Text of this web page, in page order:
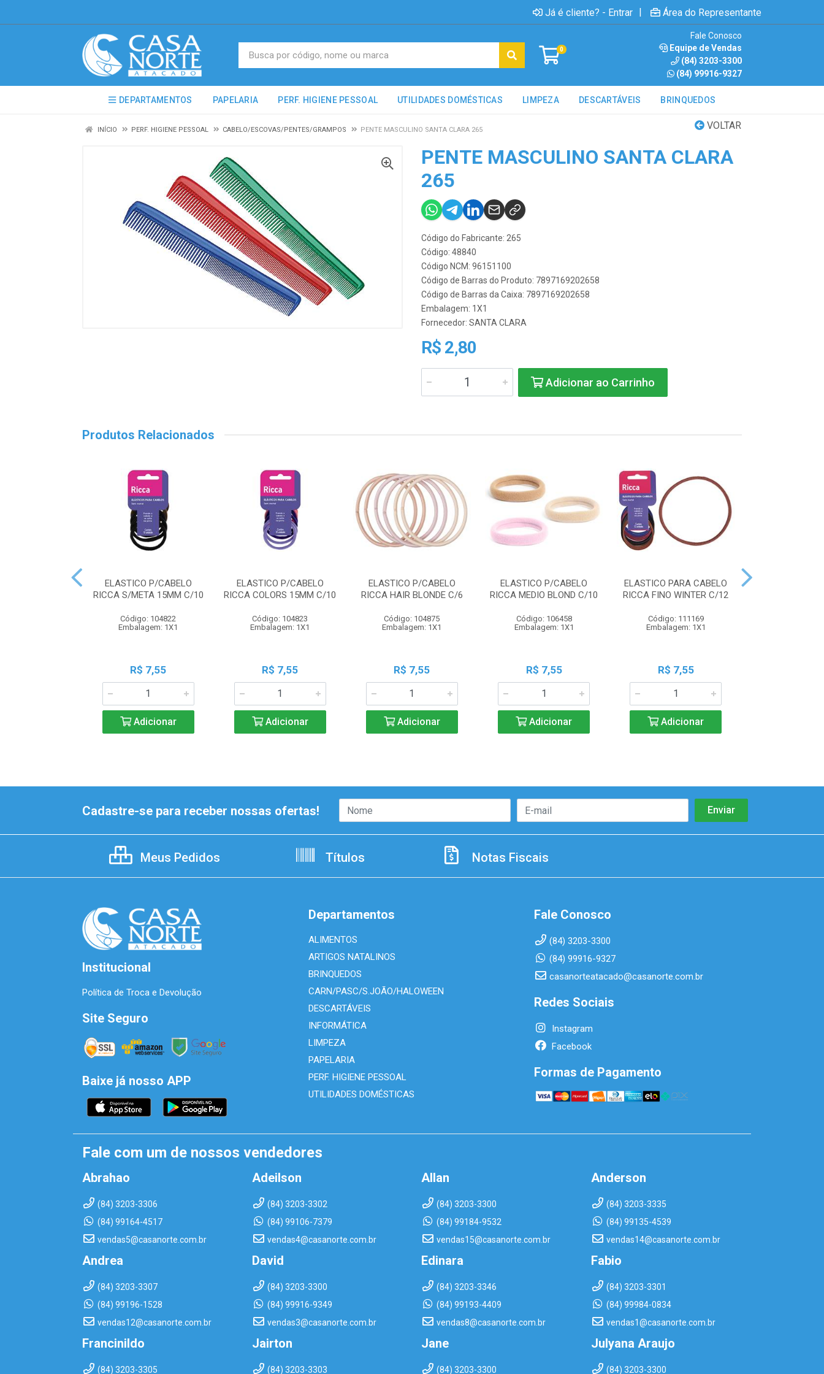
Já é cliente? - Entrar | Área do Representante
0
Fale Conosco
Equipe de Vendas
(84) 3203-3300
(84) 99916-9327
DEPARTAMENTOS PAPELARIA PERF. HIGIENE PESSOAL UTILIDADES DOMÉSTICAS LIMPEZA DESCARTÁVEIS BRINQUEDOS
VOLTAR
INÍCIO PERF. HIGIENE PESSOAL CABELO/ESCOVAS/PENTES/GRAMPOS PENTE MASCULINO SANTA CLARA 265
PENTE MASCULINO SANTA CLARA
265
Código do Fabricante: 265
Código: 48840
Código NCM: 96151100
Código de Barras do Produto: 7897169202658
Código de Barras da Caixa: 7897169202658
Embalagem: 1X1
Fornecedor: SANTA CLARA
R$ 2,80
Adicionar ao Carrinho
Produtos Relacionados
ELASTICO P/CABELO
RICCA S/META 15MM C/10
Código: 104822
Embalagem: 1X1
R$ 7,55
Adicionar
ELASTICO P/CABELO
RICCA COLORS 15MM C/10
Código: 104823
Embalagem: 1X1
R$ 7,55
Adicionar
ELASTICO P/CABELO
RICCA HAIR BLONDE C/6
Código: 104875
Embalagem: 1X1
R$ 7,55
Adicionar
ELASTICO P/CABELO
RICCA MEDIO BLOND C/10
Código: 106458
Embalagem: 1X1
R$ 7,55
Adicionar
ELASTICO PARA CABELO
RICCA FINO WINTER C/12
Código: 111169
Embalagem: 1X1
R$ 7,55
Adicionar
Cadastre-se para receber nossas ofertas!
Meus Pedidos Títulos Notas Fiscais
Institucional
Política de Troca e Devolução
Site Seguro
Baixe já nosso APP
Departamentos
ALIMENTOS
ARTIGOS NATALINOS
BRINQUEDOS
CARN/PASC/S.JOÃO/HALOWEEN
DESCARTÁVEIS
INFORMÁTICA
LIMPEZA
PAPELARIA
PERF. HIGIENE PESSOAL
UTILIDADES DOMÉSTICAS
Fale Conosco
(84) 3203-3300
(84) 99916-9327
casanorteatacado@casanorte.com.br
Redes Sociais
Instagram
Facebook
Formas de Pagamento
Fale com um de nossos vendedores
Abrahao
(84) 3203-3306
(84) 99164-4517
vendas5@casanorte.com.br
Adeilson
(84) 3203-3302
(84) 99106-7379
vendas4@casanorte.com.br
Allan
(84) 3203-3300
(84) 99184-9532
vendas15@casanorte.com.br
Anderson
(84) 3203-3335
(84) 99135-4539
vendas14@casanorte.com.br
Andrea
(84) 3203-3307
(84) 99196-1528
vendas12@casanorte.com.br
David
(84) 3203-3300
(84) 99916-9349
vendas3@casanorte.com.br
Edinara
(84) 3203-3346
(84) 99193-4409
vendas8@casanorte.com.br
Fabio
(84) 3203-3301
(84) 99984-0834
vendas1@casanorte.com.br
Francinildo
(84) 3203-3305
Jairton
(84) 3203-3303
Jane
(84) 3203-3300
Julyana Araujo
(84) 3203-3300